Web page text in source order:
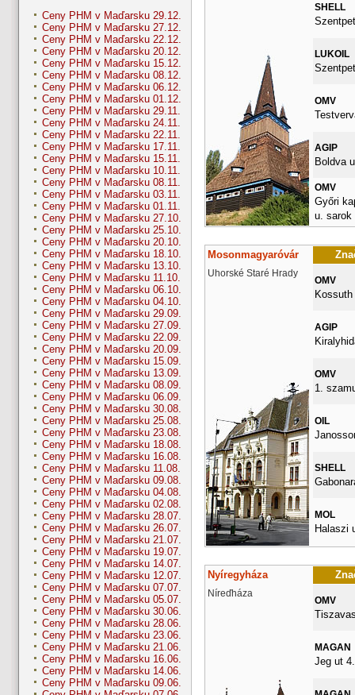
Ceny PHM v Maďarsku 29.12.
Ceny PHM v Maďarsku 27.12.
Ceny PHM v Maďarsku 22.12.
Ceny PHM v Maďarsku 20.12.
Ceny PHM v Maďarsku 15.12.
Ceny PHM v Maďarsku 08.12.
Ceny PHM v Maďarsku 06.12.
Ceny PHM v Maďarsku 01.12.
Ceny PHM v Maďarsku 29.11.
Ceny PHM v Maďarsku 24.11.
Ceny PHM v Maďarsku 22.11.
Ceny PHM v Maďarsku 17.11.
Ceny PHM v Maďarsku 15.11.
Ceny PHM v Maďarsku 10.11.
Ceny PHM v Maďarsku 08.11.
Ceny PHM v Maďarsku 03.11.
Ceny PHM v Maďarsku 01.11.
Ceny PHM v Maďarsku 27.10.
Ceny PHM v Maďarsku 25.10.
Ceny PHM v Maďarsku 20.10.
Ceny PHM v Maďarsku 18.10.
Ceny PHM v Maďarsku 13.10.
Ceny PHM v Maďarsku 11.10.
Ceny PHM v Maďarsku 06.10.
Ceny PHM v Maďarsku 04.10.
Ceny PHM v Maďarsku 29.09.
Ceny PHM v Maďarsku 27.09.
Ceny PHM v Maďarsku 22.09.
Ceny PHM v Maďarsku 20.09.
Ceny PHM v Maďarsku 15.09.
Ceny PHM v Maďarsku 13.09.
Ceny PHM v Maďarsku 08.09.
Ceny PHM v Maďarsku 06.09.
Ceny PHM v Maďarsku 30.08.
Ceny PHM v Maďarsku 25.08.
Ceny PHM v Maďarsku 23.08.
Ceny PHM v Maďarsku 18.08.
Ceny PHM v Maďarsku 16.08.
Ceny PHM v Maďarsku 11.08.
Ceny PHM v Maďarsku 09.08.
Ceny PHM v Maďarsku 04.08.
Ceny PHM v Maďarsku 02.08.
Ceny PHM v Maďarsku 28.07.
Ceny PHM v Maďarsku 26.07.
Ceny PHM v Maďarsku 21.07.
Ceny PHM v Maďarsku 19.07.
Ceny PHM v Maďarsku 14.07.
Ceny PHM v Maďarsku 12.07.
Ceny PHM v Maďarsku 07.07.
Ceny PHM v Maďarsku 05.07.
Ceny PHM v Maďarsku 30.06.
Ceny PHM v Maďarsku 28.06.
Ceny PHM v Maďarsku 23.06.
Ceny PHM v Maďarsku 21.06.
Ceny PHM v Maďarsku 16.06.
Ceny PHM v Maďarsku 14.06.
Ceny PHM v Maďarsku 09.06.
SHELL
LUKOIL
OMV
AGIP
Boldva
OMV
Győri
u. sarok
Mosonmagyaróvár
Uhorské Staré Hrady
OMV
AGIP
OMV
1.
OIL
SHELL
MOL
Halaszi
Nyíregyháza
Níreďháza
OMV
MAGAN
Jeg ut 4.